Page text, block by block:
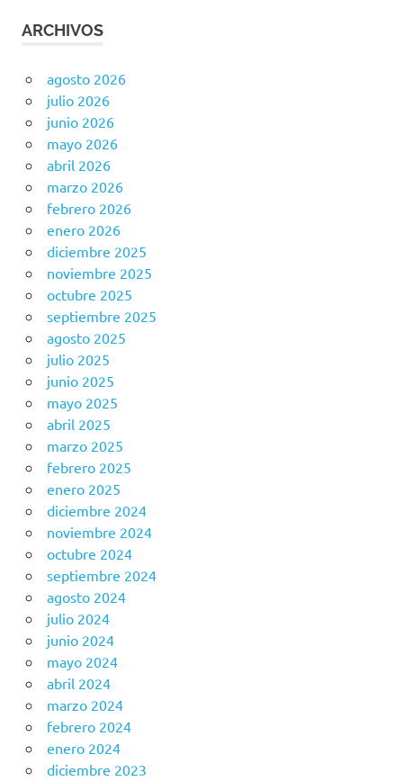
ARCHIVOS
agosto 2026
julio 2026
junio 2026
mayo 2026
abril 2026
marzo 2026
febrero 2026
enero 2026
diciembre 2025
noviembre 2025
octubre 2025
septiembre 2025
agosto 2025
julio 2025
junio 2025
mayo 2025
abril 2025
marzo 2025
febrero 2025
enero 2025
diciembre 2024
noviembre 2024
octubre 2024
septiembre 2024
agosto 2024
julio 2024
junio 2024
mayo 2024
abril 2024
marzo 2024
febrero 2024
enero 2024
diciembre 2023